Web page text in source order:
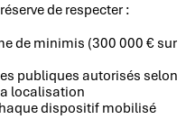
de respecter :
de minimis (300 000 € sur
publiques autorisés selon
localisation
dispositif mobilisé